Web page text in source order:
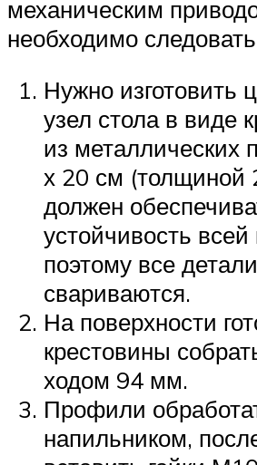
механическим
необходимо
Нужно изготовить
узел стола в виде
из металлических
х 20 см
должен
устойчивость всей
поэтому все детали
свариваются.
На поверхности
крестовины
ходом 94 мм.
Профили
напильником,